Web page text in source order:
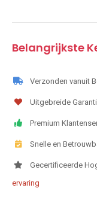
Belangrijkste
Verzonden vanuit
Uitgebreide
Premium
Snelle en
Gecertificeerde
ervaring